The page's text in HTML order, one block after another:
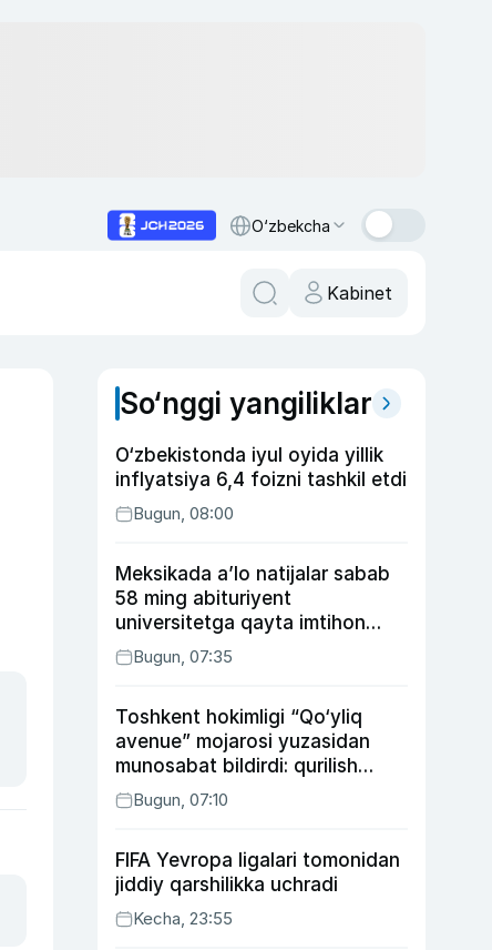
O‘zbekcha
Kabinet
So‘nggi yangiliklar
O‘zbekistonda iyul oyida yillik
inflyatsiya 6,4 foizni tashkil etdi
Bugun, 08:00
Meksikada a’lo natijalar sabab
58 ming abituriyent
universitetga qayta imtihon
topshiradi
Bugun, 07:35
Toshkent hokimligi “Qo‘yliq
avenue” mojarosi yuzasidan
munosabat bildirdi: qurilish
ishlarining 53 foizi yakunlangan
Bugun, 07:10
FIFA Yevropa ligalari tomonidan
jiddiy qarshilikka uchradi
Kecha, 23:55